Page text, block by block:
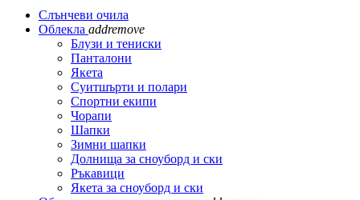
Слънчеви очила
Облекла addremove
Блузи и тениски
Панталони
Якета
Суитшърти и полари
Спортни екипи
Чорапи
Шапки
Зимни шапки
Долнища за сноуборд и ски
Ръкавици
Якета за сноуборд и ски